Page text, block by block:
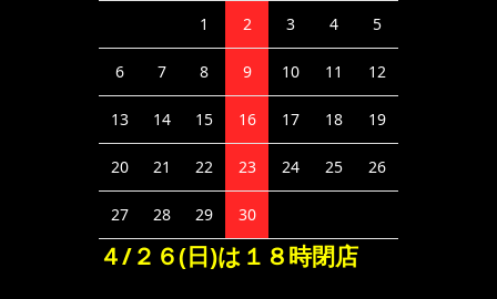
1 2 3 4 5
6 7 8 9 10 11 12
13 14 15 16 17 18 19
20 21 22 23 24 25 26
27 28 29 30
４/２６(日)は１８時閉店